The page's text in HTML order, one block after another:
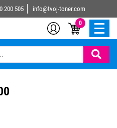
200 505 info@tvoj-toner.com
0